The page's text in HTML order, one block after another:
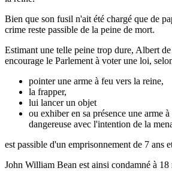
Bien que son fusil n'ait été chargé que de
crime reste passible de la peine de mort.
Estimant une telle peine trop dure, Albert
encourage le Parlement à voter une loi,
pointer une arme à feu vers la reine,
la frapper,
lui lancer un objet
ou exhiber en sa présence une arme
dangereuse avec l'intention de la
est passible d'un emprisonnement de 7 ans
John William Bean est ainsi condamné à 18